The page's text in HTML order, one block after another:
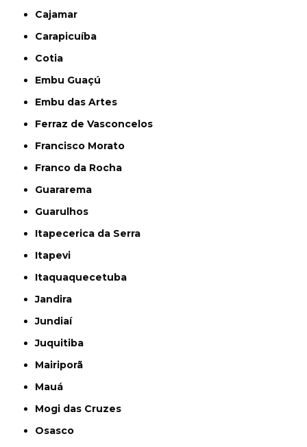
Cajamar
Carapicuíba
Cotia
Embu Guaçú
Embu das Artes
Ferraz de Vasconcelos
Francisco Morato
Franco da Rocha
Guararema
Guarulhos
Itapecerica da Serra
Itapevi
Itaquaquecetuba
Jandira
Jundiaí
Juquitiba
Mairiporã
Mauá
Mogi das Cruzes
Osasco